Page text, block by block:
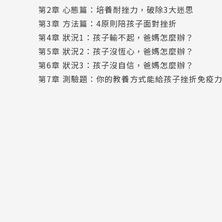
第2章 心態篇：培養耐挫力，破除3大迷思
第3章 方法篇：4原則陪孩子面對挫折
第4章 狀況1：孩子輸不起，爸媽怎麼辦？
第5章 狀況2：孩子沒恆心，爸媽怎麼辦？
第6章 狀況3：孩子沒自信，爸媽怎麼辦？
第7章 測驗題：你的教養方式能給孩子挫折免疫